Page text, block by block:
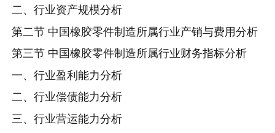
二、行业资产规模分析
第二节 中国橡胶零件制造所属行业产销与费用分析
第三节 中国橡胶零件制造所属行业财务指标分析
一、行业盈利能力分析
二、行业偿债能力分析
三、行业营运能力分析